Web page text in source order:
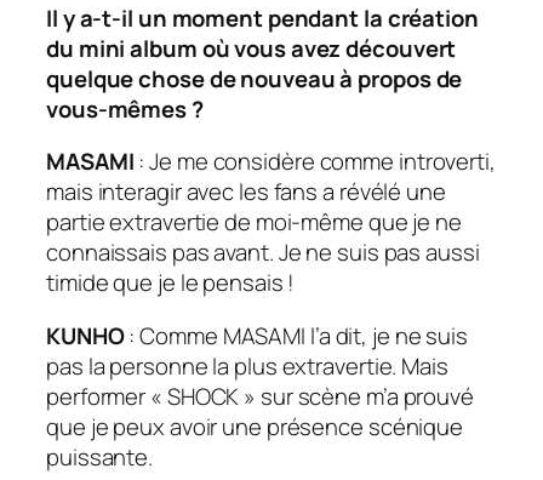
Il y a-t-il un moment pendant la création
du mini album où vous avez découvert
quelque chose de nouveau à propos de
vous-mêmes ?
MASAMI : Je me considère comme introverti,
mais interagir avec les fans a révélé une
partie extravertie de moi-même que je ne
connaissais pas avant. Je ne suis pas aussi
timide que je le pensais !
KUNHO: Comme MASAMI l’a dit, je ne suis
pas la personne la plus extravertie. Mais
performer « SHOCK » sur scène m’a prouvé
que je peux avoir une présence scénique
puissante.